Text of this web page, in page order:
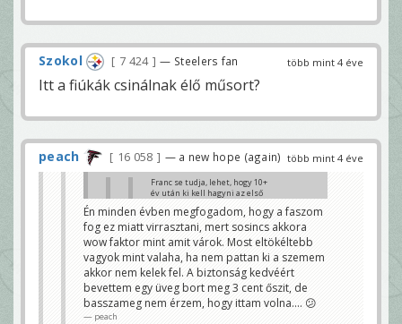
több mint 4 éve
Szokol 7 424 — Steelers fan
Itt a fiúkák csinálnak élő műsort?
több mint 4 éve
peach 16 058 — a new hope (again)
Franc se tudja, lehet, hogy 10+
év után ki kell hagyni az első
Drip
Miért?
Izgi lesz pedig.
Bazzani
Na ez az. Úgyis felkelek 😀 Csak baromi fáradt
vagyok, de bennem van ez a hülye FOMO érzés,
úgyhogy valamennyit alszik előtte aztán csak
kibicegek a géphez.
Én minden évben megfogadom, hogy a faszom
fog ez miatt virrasztani, mert sosincs akkora
wow faktor mint amit várok. Most eltökéltebb
vagyok mint valaha, ha nem pattan ki a szemem
akkor nem kelek fel. A biztonság kedvéért
bevettem egy üveg bort meg 3 cent őszit, de
basszameg nem érzem, hogy ittam volna.... 😕
peach